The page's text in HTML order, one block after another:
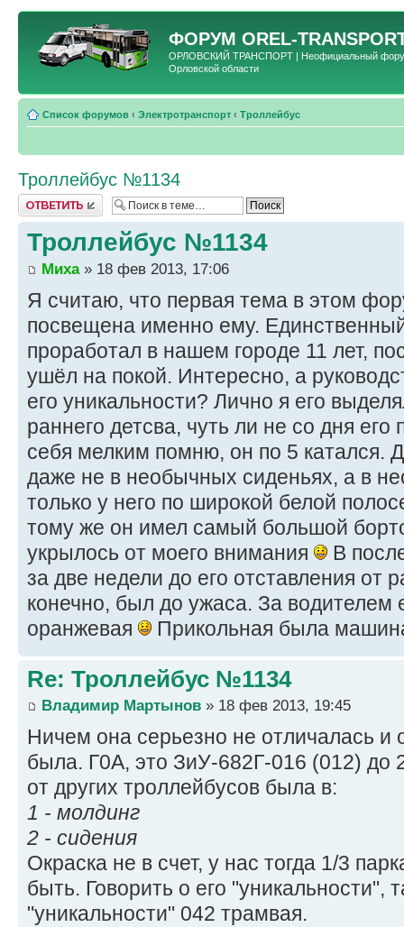
ФОРУМ OREL-
ОРЛОВСКИЙ ТРАНСПОРТ | Неофициальный форум
Орловской области
Список форумов ‹ Электротранспорт ‹ Троллейбус
Троллейбус №1134
Ответить
Троллейбус №1134
Миха» 18 фев 2013, 17:06
Я считаю, что первая тема в этом
посвещена именно ему.
проработал в нашем городе 11 лет,
ушёл на покой. Интересно, а
его уникальности? Лично я его
раннего детсва, чуть ли не со дня его
себя мелким помню, он по 5
даже не в необычных сиденьях, а в
только у него по широкой белой
тому же он имел самый большой
укрылось от моего внимания
В
за две недели до его отставления от
конечно, был до ужаса. За водителем
оранжевая
Прикольная была
Re: Троллейбус №1134
Владимир Мартынов » 18 фев 2013, 19:45
Ничем она серьезно не отличалась и
была. Г0А, это ЗиУ-682Г-016 (012) до
от других троллейбусов была в:
1 - молдинг
2 - сидения
Окраска не в счет, у нас тогда 1/3
быть. Говорить о его "уникальности",
"уникальности" 042 трамвая.